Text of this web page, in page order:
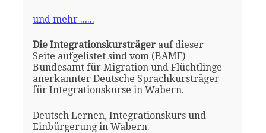
und mehr ......
Die Integrationskursträgerauf dieser
Seite aufgelistet sind vom (BAMF)
Bundesamt für Migration und Flüchtlinge
anerkannter Deutsche Sprachkursträger
für Integrationskurse in Wabern.
Deutsch Lernen, Integrationskurs und
Einbürgerung in Wabern.